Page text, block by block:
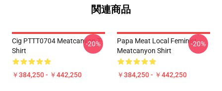
関連商品
Cig PTTT0704 Meatcanyon T-
Shirt
￥384,250 - ￥442,250
-20%
Papa Meat Local Feminist
Meatcanyon Shirt
￥384,250 - ￥442,250
-20%